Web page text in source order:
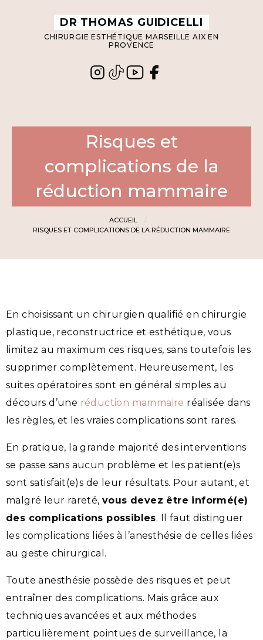
DR THOMAS GUIDICELLI
CHIRURGIE ESTHÉTIQUE MARSEILLE AIX EN
PROVENCE
Risques et
complications de la
réduction mammaire
ACCUEIL
RISQUES ET COMPLICATIONS DE LA RÉDUCTION MAMMAIRE
En choisissant un chirurgien qualifié en chirurgie
plastique, reconstructrice et esthétique, vous
limitez au maximum ces risques, sans toutefois les
supprimer complètement. Heureusement, les
suites opératoires sont en général simples au
décours d’une réduction mammaire réalisée dans
les règles, et les vraies complications sont rares.
En pratique, la grande majorité des interventions
se passe sans aucun problème et les patient(e)s
sont satisfait(e)s de leur résultats. Pour autant, et
malgré leur rareté, vous devez être informé(e)
des complications possibles. Il faut distinguer
les complications liées à l’anesthésie de celles liées
au geste chirurgical.
Toute anesthésie possède des risques et peut
entraîner des complications. Mais grâce aux
techniques avancées et aux méthodes
particulièrement pointues de surveillance, la